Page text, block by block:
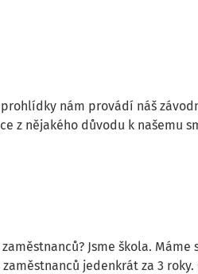
nám provádí náš
z nějakého důvodu k našemu
Jsme škola. Máme
jedenkrát za 3 roky.